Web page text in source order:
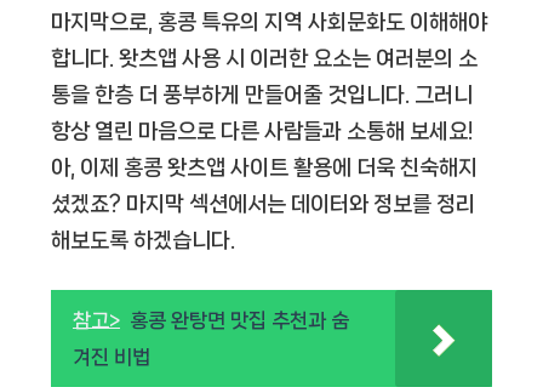
마지막으로, 홍콩 특유의 지역 사회문화도 이해해야
합니다. 왓츠앱 사용 시 이러한 요소는 여러분의 소
통을 한층 더 풍부하게 만들어줄 것입니다. 그러니
항상 열린 마음으로 다른 사람들과 소통해 보세요!
아, 이제 홍콩 왓츠앱 사이트 활용에 더욱 친숙해지
셨겠죠? 마지막 섹션에서는 데이터와 정보를 정리
해보도록 하겠습니다.
참고> 홍콩 완탕면 맛집 추천과 숨
겨진 비법